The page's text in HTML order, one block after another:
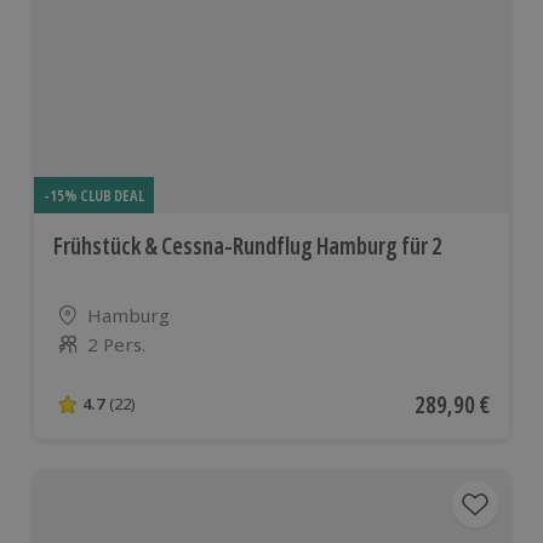
-15% CLUB DEAL
Frühstück & Cessna-Rundflug Hamburg für 2
Standort
Hamburg
Anzahl der Teilnehmer
2 Pers.
4.7 von 5 Sternen basierend auf 22 Bewertungen
4.7 (22) Aktueller Preis
289,90 €